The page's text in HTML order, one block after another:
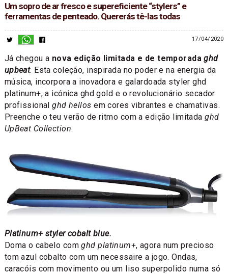
Um sopro de ar fresco e supereficiente “stylers” e
ferramentas de penteado. Quererás tê-las todas
17/04/2020
Já chegou a nova edição limitada e de temporadaghd
upbeat. Esta coleção, inspirada no poder e na energia da
música, incorpora a inovadora e galardoada styler ghd
platinum+, a icónica ghd gold e o revolucionário secador
profissionalghd hellos em cores vibrantes e chamativas.
Preenche o teu verão de ritmo com a edição limitadaghd
UpBeat Collection.
Platinum+ styler cobalt blue.
Doma o cabelo comghd platinum+, agora num precioso
tom azul cobalto com um necessaire a jogo. Ondas,
caracóis com movimento ou um liso superpolido numa só